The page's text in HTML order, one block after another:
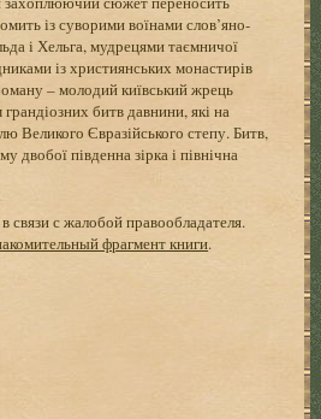
із суворими воїнами слов’яно-
і Хельга, мудрецями таємничої
із християнських монастирів
– молодий київський жрець
битв давнини, які на
Великого Євразійського степу. Битв,
двобої південна зірка і північна
связи с жалобой правообладателя.
фрагмент книги.